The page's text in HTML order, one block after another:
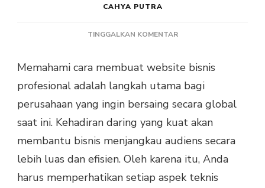
CAHYA PUTRA
TINGGALKAN KOMENTARPADA
WEBSITE
BISNIS
UNTUK
PERUSAHAAN
Memahami cara membuat website bisnis
profesional adalah langkah utama bagi
perusahaan yang ingin bersaing secara global
saat ini. Kehadiran daring yang kuat akan
membantu bisnis menjangkau audiens secara
lebih luas dan efisien. Oleh karena itu, Anda
harus memperhatikan setiap aspek teknis